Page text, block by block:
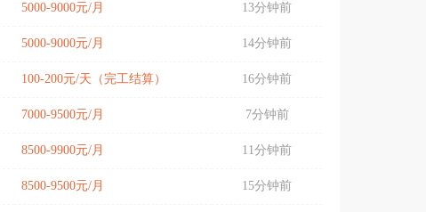
5000-9000元/月 13分钟前
5000-9000元/月 14分钟前
100-200元/天（完工结算） 16分钟前
7000-9500元/月 7分钟前
8500-9900元/月 11分钟前
8500-9500元/月 15分钟前